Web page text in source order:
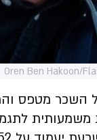
השכר מטפס